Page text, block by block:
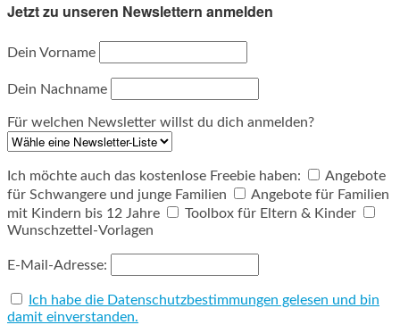
Jetzt zu unseren Newslettern anmelden
Dein Vorname
Dein Nachname
Für welchen Newsletter willst du dich anmelden?
Ich möchte auch das kostenlose Freebie haben:
Angebote
für Schwangere und junge Familien
Angebote für Familien
mit Kindern bis 12 Jahre
Toolbox für Eltern & Kinder
Wunschzettel-Vorlagen
E-Mail-Adresse:
Ich habe die Datenschutzbestimmungen gelesen und bin
damit einverstanden.